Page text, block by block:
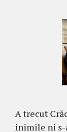
A trecut
inimile ni s-